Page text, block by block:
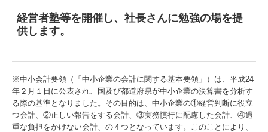
経営者塾等を開催 し、 社長さんに勉強の場を提
供します。
※中小会計要領（「中小企業の会計に関する基本要領」）は、平成24
年２月１日に公表され、国及び都道府県が中小企業の決算書を分析す
る際の基準となりました。その目的は、中小企業の①経営判断に役立
つ会計、②正しい報告をする会計、③実務慣行に配慮した会計、④過
重な負担をかけない会計、の４つとなっています。このことにより、